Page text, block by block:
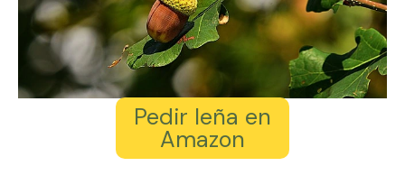
Pedir leña en
Amazon